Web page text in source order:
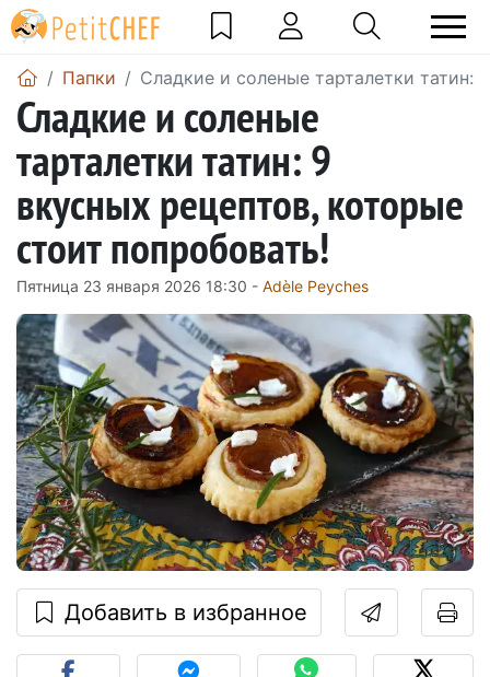
Папки Сладкие и соленые тарталетки татин:
Сладкие и соленые
тарталетки татин: 9
вкусных рецептов, которые
стоит попробовать!
Пятница 23 января 2026 18:30 - Adèle Peyches
Добавить в избранное